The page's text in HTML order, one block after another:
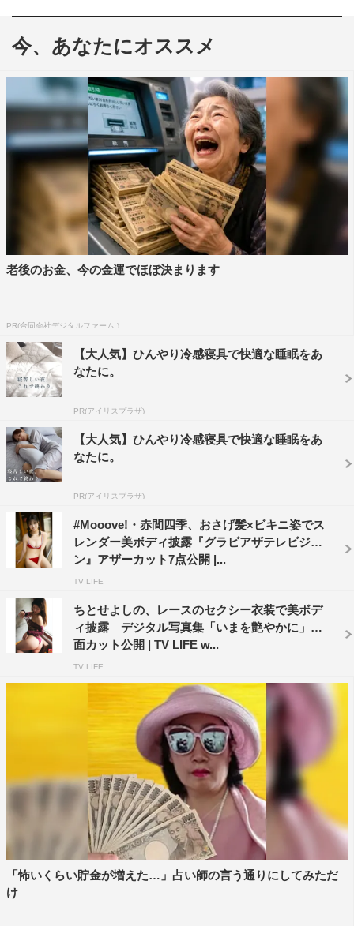
今、あなたにオススメ
老後のお金、今の金運でほぼ決まります
PR(合同会社デジタルファーム )
【大人気】ひんやり冷感寝具で快適な睡眠をあ
なたに。
PR(アイリスプラザ)
【大人気】ひんやり冷感寝具で快適な睡眠をあ
なたに。
PR(アイリスプラザ)
#Mooove!・赤間四季、おさげ髪×ビキニ姿でス
レンダー美ボディ披露『グラビアザテレビジョ
ン』アザーカット7点公開 |...
TV LIFE
ちとせよしの、レースのセクシー衣装で美ボデ
ィ披露 デジタル写真集「いまを艶やかに」誌
面カット公開 | TV LIFE w...
TV LIFE
「怖いくらい貯金が増えた…」占い師の言う通りにしてみただ
け